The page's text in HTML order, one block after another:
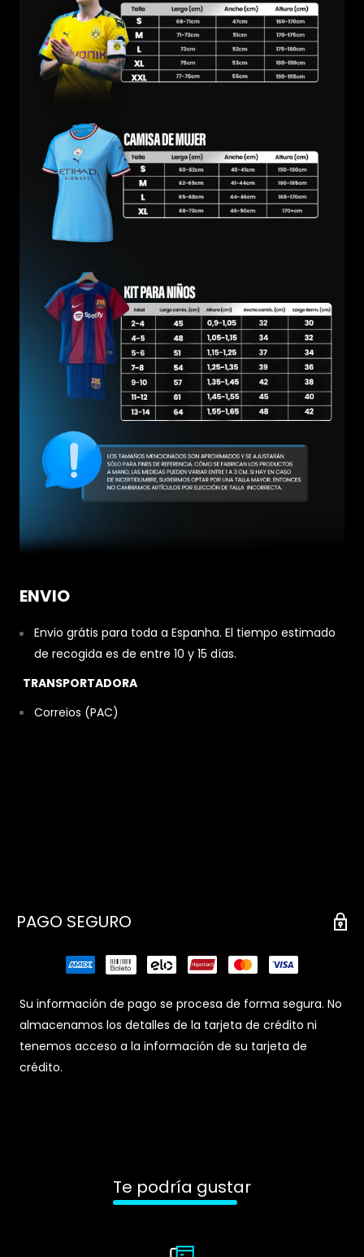
ENVIO
Envio grátis para toda a Espanha. El tiempo estimado
de recogida es de entre 10 y 15 días.
TRANSPORTADORA
Correios (PAC)
PAGO SEGURO
Su información de pago se procesa de forma segura. No
almacenamos los detalles de la tarjeta de crédito ni
tenemos acceso a la información de su tarjeta de
crédito.
Te podría gustar